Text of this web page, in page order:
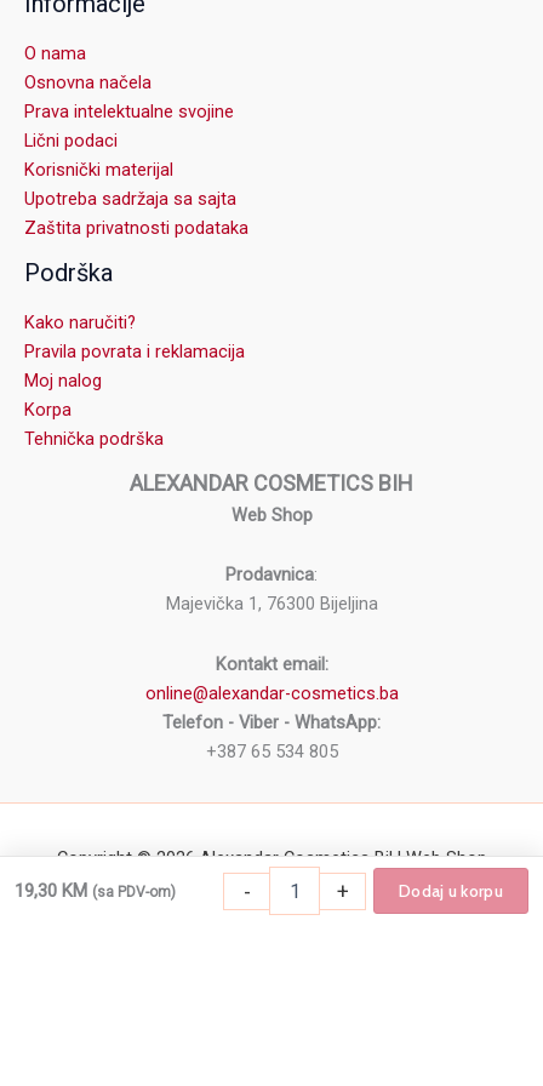
O nama
Osnovna načela
Prava intelektualne svojine
Lični podaci
Korisnički materijal
Upotreba sadržaja sa sajta
Zaštita privatnosti podataka
Podrška
Kako naručiti?
Pravila povrata i reklamacija
Moj nalog
Korpa
Tehnička podrška
ALEXANDAR COSMETICS BIH
Web Shop
Prodavnica:
Majevička 1, 76300 Bijeljina
Kontakt email:
online@alexandar-cosmetics.ba
Telefon - Viber - WhatsApp:
+387 65 534 805
Copyright © 2026 Alexandar Cosmetics BiH Web Shop
19,30 KM (sa PDV-om) -
Rolna za manikir ROIAL 1000/1 količina
+ Dodaj u korpu
-
Rolna
+ Dodaj u korpu